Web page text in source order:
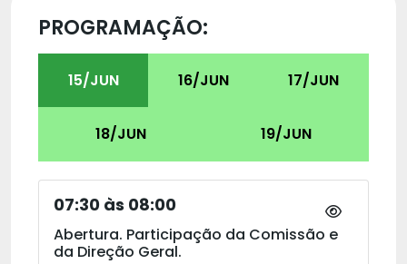
PROGRAMAÇÃO:
15/JUN 16/JUN 17/JUN
18/JUN 19/JUN
07:30 às 08:00
Abertura. Participação da Comissão e
da Direção Geral.